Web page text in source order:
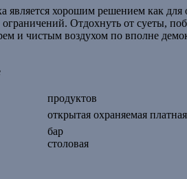
является хорошим решением как
ограничений. Отдохнуть от суеты,
и чистым воздухом по вполне
продуктов
открытая охраняемая платная
бар
столовая